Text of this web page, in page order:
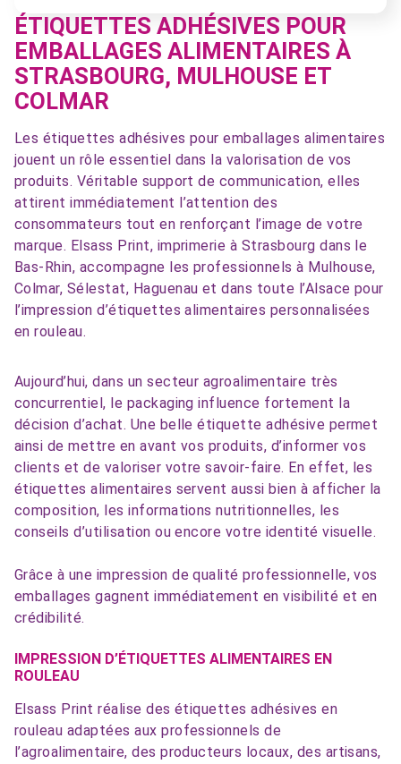
ÉTIQUETTES ADHÉSIVES POUR
EMBALLAGES ALIMENTAIRES À
STRASBOURG, MULHOUSE ET
COLMAR
Les étiquettes adhésives pour emballages alimentaires
jouent un rôle essentiel dans la valorisation de vos
produits. Véritable support de communication, elles
attirent immédiatement l’attention des
consommateurs tout en renforçant l’image de votre
marque. Elsass Print, imprimerie à Strasbourg dans le
Bas-Rhin, accompagne les professionnels à Mulhouse,
Colmar, Sélestat, Haguenau et dans toute l’Alsace pour
l’impression d’étiquettes alimentaires personnalisées
en rouleau.
Aujourd’hui, dans un secteur agroalimentaire très
concurrentiel, le packaging influence fortement la
décision d’achat. Une belle étiquette adhésive permet
ainsi de mettre en avant vos produits, d’informer vos
clients et de valoriser votre savoir-faire. En effet, les
étiquettes alimentaires servent aussi bien à afficher la
composition, les informations nutritionnelles, les
conseils d’utilisation ou encore votre identité visuelle.
Grâce à une impression de qualité professionnelle, vos
emballages gagnent immédiatement en visibilité et en
crédibilité.
IMPRESSION D’ÉTIQUETTES ALIMENTAIRES EN
ROULEAU
Elsass Print réalise des étiquettes adhésives en
rouleau adaptées aux professionnels de
l’agroalimentaire, des producteurs locaux, des artisans,